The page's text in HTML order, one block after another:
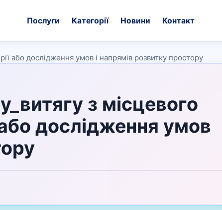
Послуги Категорії Новини Контакт
або дослідження умов і напрямів розвитку простору
з місцевого
дослідження умов